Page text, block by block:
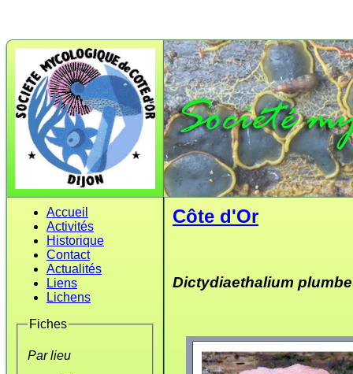
Accueil
Activités
Historique
Contact
Actualités
Liens
Lichens
Fiches
Par lieu
Côte d'Or
Dictydiaethalium